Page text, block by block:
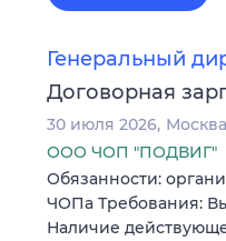
Генеральный
Договорная
30 июля 2026 Москва
ООО ЧОП "ПОДВИГ"
Обязанности:
ЧОПа Требования:
Наличие